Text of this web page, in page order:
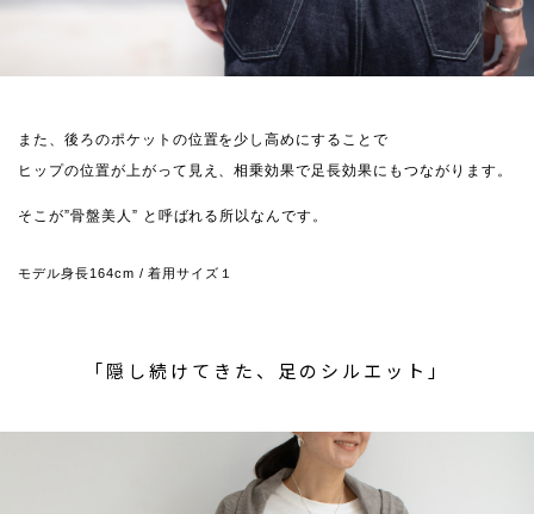
また、後ろのポケットの位置を少し高めにすることで
ヒップの位置が上がって見え、相乗効果で足長効果にもつながります。
そこが”骨盤美人” と呼ばれる所以なんです。
モデル身長164cm / 着用サイズ１
「隠し続けてきた、足のシルエット」